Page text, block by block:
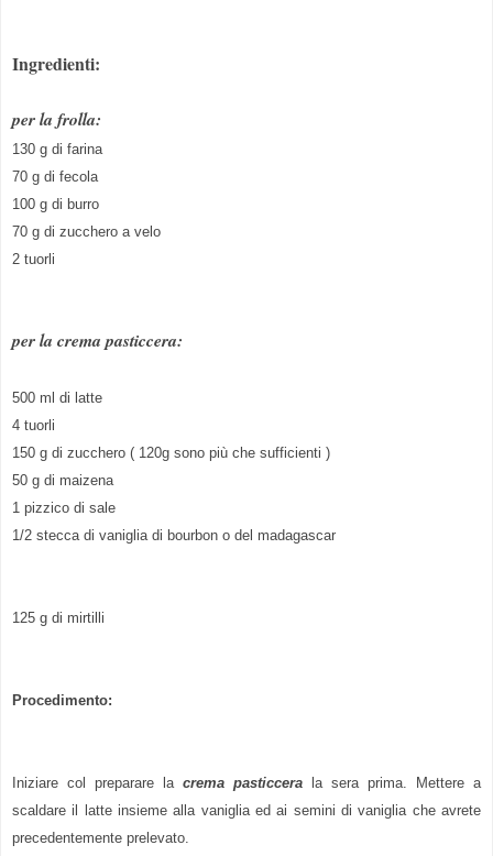
Ingredienti:
per la frolla:
130 g di farina
70 g di fecola
100 g di burro
70 g di zucchero a velo
2 tuorli
per la crema pasticcera:
500 ml di latte
4 tuorli
150 g di zucchero ( 120g sono più che sufficienti )
50 g di maizena
1 pizzico di sale
1/2 stecca di vaniglia di bourbon o del madagascar
125 g di mirtilli
Procedimento:
Iniziare col preparare la crema pasticcera
la sera prima. Mettere a
scaldare il latte insieme alla vaniglia ed ai semini di vaniglia che avrete
precedentemente prelevato.